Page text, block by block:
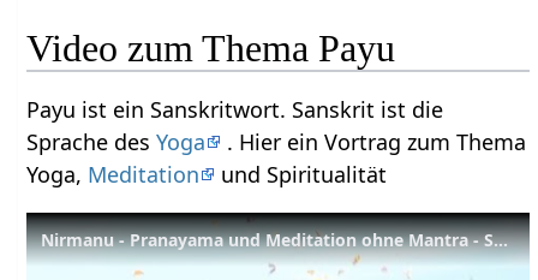
Video zum Thema Payu
Payu ist ein Sanskritwort. Sanskrit ist die
Sprache desYoga
. Hier ein Vortrag zum Thema
Yoga, Meditation und Spiritualität
Nirmanu - Pranayama und Meditation ohne Mantra - Sanskrit Wörterbuch